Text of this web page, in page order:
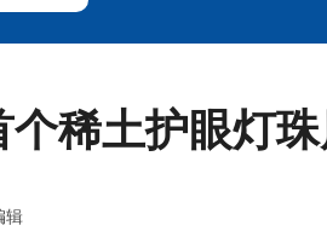
稀土护眼灯
辑